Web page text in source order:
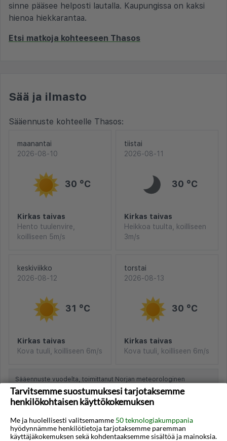
sinne pääsee helposti lautalla. Kaupungissa on kaksi
hienoa hiekkarantaa.
Etsi matkoja kohteeseen Thasos
Sää ja ilmasto
Sääennuste kohteelle Thasos:
maanantai
2026-08-10
30 °C
Kirkas taivas
Hento tuulenvire,
koilliseen 5m/s
tiistai
2026-08-11
30 °C
Kirkas taivas
Heikkoa tuulta, koilliseen
3m/s
keskiviikko
2026-08-12
31 °C
Kirkas taivas
Kova tuuli, koilliseen 6m/s
torstai
2026-08-13
30 °C
Kirkas taivas
Kova tuuli, koilliseen 6m/s
Sääennuste vuodelta, toimittanut Norjan meteorologinen
instituutti ja NRK
Tarvitsemme suostumuksesi tarjotaksemme
henkilökohtaisen käyttökokemuksen
Me ja huolellisesti valitsemamme 50 teknologiakumppania
hyödynnämme henkilötietoja tarjotaksemme paremman
käyttäjäkokemuksen sekä kohdentaaksemme sisältöä ja mainoksia.